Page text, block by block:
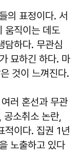
의 표정이다. 서
움직이는 데도
담하다. 무관심
묘하긴 하다. 마
것이 느껴진다.
러 혼선과 무관
소취소 논란,
적이다. 집권 1년
노출하고 있다